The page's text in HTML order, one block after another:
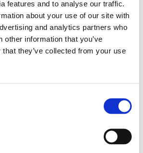
features and to analyse our traffic.
about your use of our site with
and analytics partners who
other information that you’ve
they’ve collected from your use
torke.